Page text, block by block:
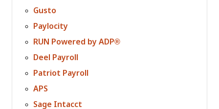
Gusto
Paylocity
RUN Powered by ADP®
Deel Payroll
Patriot Payroll
APS
Sage Intacct